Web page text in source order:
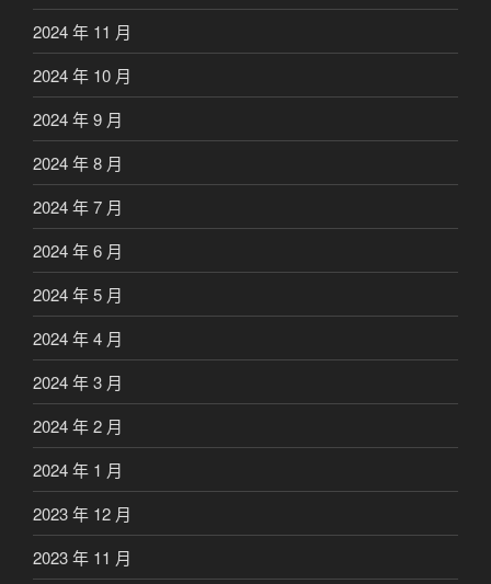
2024 年 11 月
2024 年 10 月
2024 年 9 月
2024 年 8 月
2024 年 7 月
2024 年 6 月
2024 年 5 月
2024 年 4 月
2024 年 3 月
2024 年 2 月
2024 年 1 月
2023 年 12 月
2023 年 11 月